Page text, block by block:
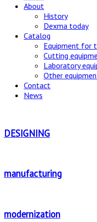
About
History
Dexma today
Catalog
Equipment for
Cutting
Laboratory
Other
Contact
News
DESIGNING
manufacturing
modernization